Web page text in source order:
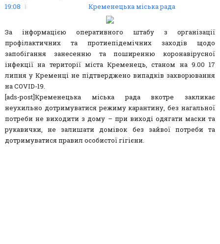
19:08 Кременецька міська рада
За інформацією оперативного штабу з організації
профілактичних та протиепідемічних заходів щодо
запобігання занесенню та поширенню коронавірусної
інфекції на території міста Кременець, станом на 9.00 17
липня у Кременці не підтверджено випадків захворювання
на COVID-19.
[ads-post]Кременецька міська рада вкотре закликає
неухильно дотримуватися режиму карантину, без нагальної
потреби не виходити з дому – при виході одягати маски та
рукавички, не залишати домівок без зайвої потреби та
дотримуватися правил особистої гігієни.